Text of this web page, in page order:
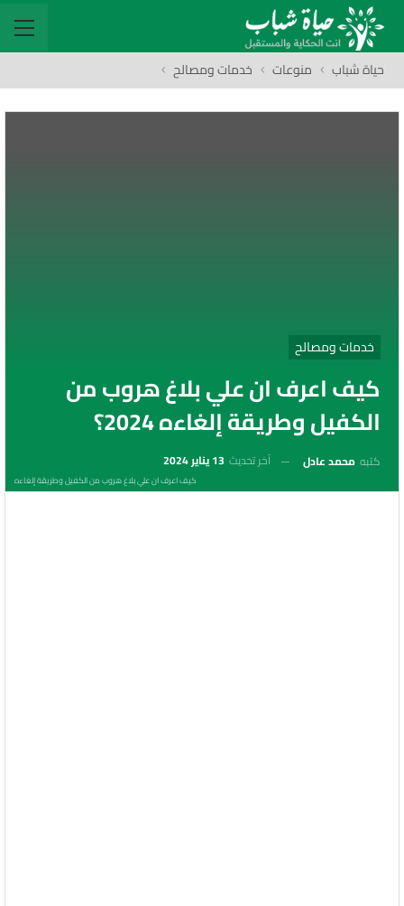
حياة شباب منوعات خدمات ومصالح
خدمات ومصالح
كيف اعرف ان علي بلاغ هروب من
الكفيل وطريقة إلغاءه 2024؟
كتبه محمد عادل آخر تحديث 13 يناير 2024
كيف اعرف ان علي بلاغ هروب من الكفيل وطريقة إلغاءه